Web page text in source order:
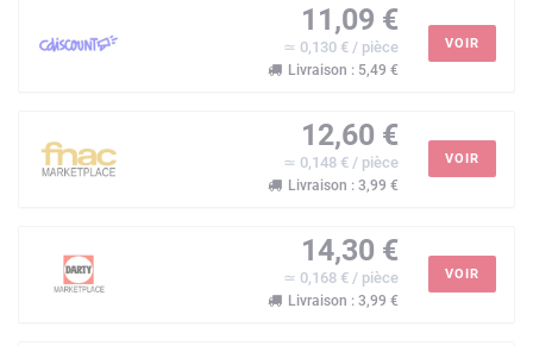
11,09 €
≃ 0,130 € / pièce
Livraison : 5,49 €
VOIR
12,60 €
≃ 0,148 € / pièce
Livraison : 3,99 €
VOIR
14,30 €
≃ 0,168 € / pièce
Livraison : 3,99 €
VOIR